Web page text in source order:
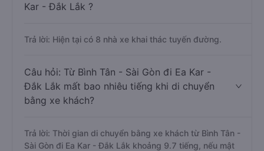
Kar - Đắk Lắk ?
Trả lời: Hiện tại có 8 nhà xe khai thác tuyến đường.
Câu hỏi: Từ Bình Tân - Sài Gòn đi Ea Kar -
Đắk Lắk mất bao nhiêu tiếng khi di chuyển
bằng xe khách?
Trả lời: Thời gian di chuyển bằng xe khách từ Bình Tân -
Sài Gòn đi Ea Kar - Đắk Lắk khoảng 9.7 tiếng, nếu mật